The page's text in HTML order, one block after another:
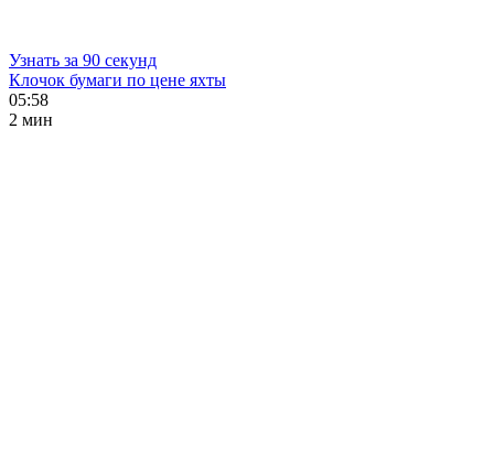
Узнать за 90 секунд
Клочок бумаги по цене яхты
05:58
2 мин